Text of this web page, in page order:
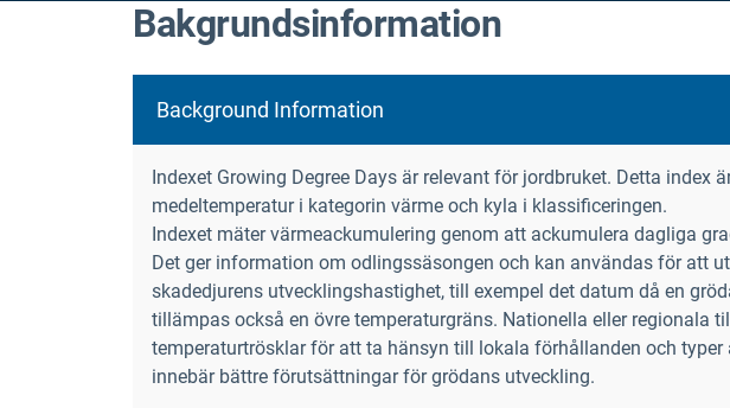
Bakgrundsinformation
Background Information
Indexet Growing Degree Days är relevant för jordbruket. Detta index
medeltemperatur i kategorin värme och kyla i klassificeringen.
Indexet mäter värmeackumulering genom att ackumulera dagliga
Det ger information om odlingssäsongen och kan användas för att
skadedjurens utvecklingshastighet, till exempel det datum då en
tillämpas också en övre temperaturgräns. Nationella eller regionala
temperaturtrösklar för att ta hänsyn till lokala förhållanden och typer
innebär bättre förutsättningar för grödans utveckling.